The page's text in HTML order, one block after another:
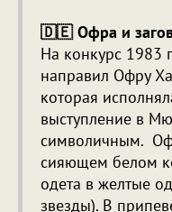
🇩🇪 Офра и
На конкурс 1983
направил Офру
которая
выступление в
символичным.
сияющем белом
одета в желтые
звезды). В